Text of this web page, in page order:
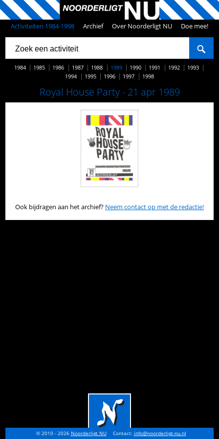
Activiteiten 1984-1998 Archief Over Noorderligt NU Doe mee!
1984 1985 1986 1987 1988 1989 1990 1991 1992
1993
1994
1995 1996 1997 1998
Royal House Party - 21 apr 1989
Ook bijdragen aan het archief? Neem contact op met de redactie!
© 2010 - 2026 Noorderligt NU Contact: info@noorderligt-nu.nl